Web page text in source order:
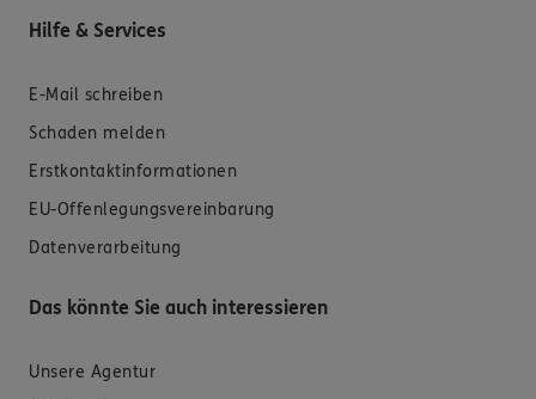
Hilfe & Services
E-Mail schreiben
Schaden melden
Erstkontaktinformationen
EU-Offenlegungsvereinbarung
Datenverarbeitung
Das könnte Sie auch interessieren
Unsere Agentur